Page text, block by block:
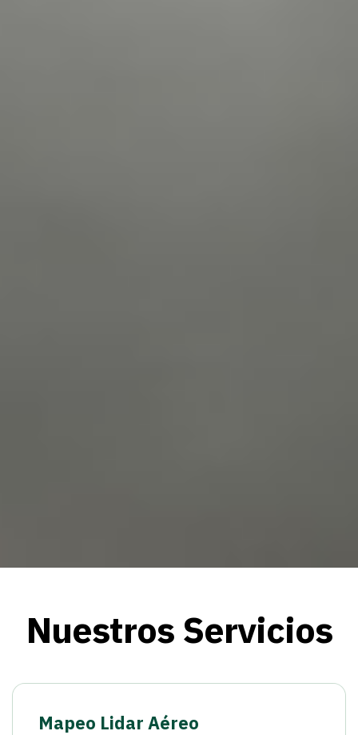
Nuestros Servicios
Mapeo Lidar Aéreo